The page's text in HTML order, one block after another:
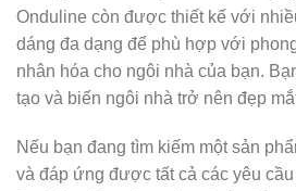
Onduline còn được thiết kế với
dáng đa dạng để phù hợp với
nhân hóa cho ngôi nhà của bạn.
tạo và biến ngôi nhà trở nên đẹp
Nếu bạn đang tìm kiếm một sản
và đáp ứng được tất cả các yêu